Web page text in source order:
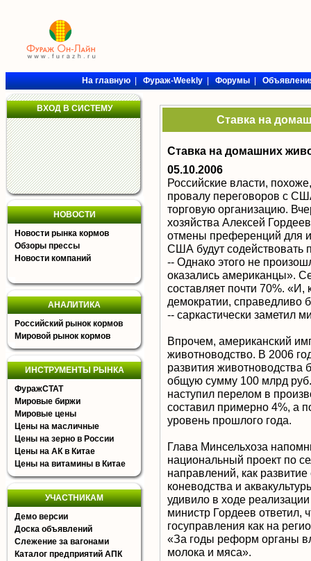
На главную|Фураж-Weekly|Форумы|
ВХОД В СИСТЕМУ
НОВОСТИ
Новости рынка кормов
Обзоры прессы
Новости компаний
АНАЛИТИКА
Российский рынок кормов
Мировой рынок кормов
ИНСТРУМЕНТЫ РЫНКА
ФуражСТАТ
Мировые биржи
Мировые цены
Цены на масличные
Цены на зерно в России
Цены на АК в Китае
Цены на витамины в Китае
УЧАСТНИКАМ
Демо версии
Доска объявлений
Слежение за вагонами
Каталог предприятий АПК
Ставка на
Ставка на домашних
05.10.2006
Российские власти,
провалу переговоров с
торговую организацию.
хозяйства Алексей
отмены преференций для
США будут содействовать
-- Однако этого не
оказались американцы».
составляет почти 70%.
демократии, справедливо
-- саркастически заметил
Впрочем, американский
животноводство. В 2006
развития животноводства
общую сумму 100 млрд
наступил перелом в
составил примерно 4%, а
уровень прошлого года.
Глава Минсельхоза
национальный проект по
направлений, как
коневодства и
удивило в ходе
министр Гордеев ответил,
госуправления как на
«За годы реформ органы
молока и мяса».